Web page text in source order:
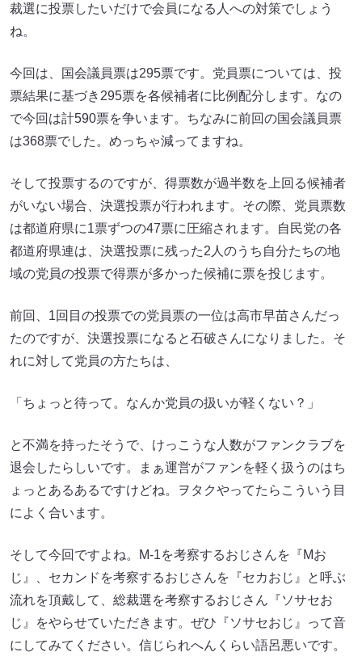
裁選に投票したいだけで会員になる人への対策でしょう
ね。
今回は、国会議員票は295票です。党員票については、投
票結果に基づき295票を各候補者に比例配分します。なの
で今回は計590票を争います。ちなみに前回の国会議員票
は368票でした。めっちゃ減ってますね。
そして投票するのですが、得票数が過半数を上回る候補者
がいない場合、決選投票が行われます。その際、党員票数
は都道府県に1票ずつの47票に圧縮されます。自民党の各
都道府県連は、決選投票に残った2人のうち自分たちの地
域の党員の投票で得票が多かった候補に票を投じます。
前回、1回目の投票での党員票の一位は高市早苗さんだっ
たのですが、決選投票になると石破さんになりました。そ
れに対して党員の方たちは、
「ちょっと待って。なんか党員の扱いが軽くない？」
と不満を持ったそうで、けっこうな人数がファンクラブを
退会したらしいです。まぁ運営がファンを軽く扱うのはち
ょっとあるあるですけどね。ヲタクやってたらこういう目
によく合います。
そして今回ですよね。M-1を考察するおじさんを『Mお
じ』、セカンドを考察するおじさんを『セカおじ』と呼ぶ
流れを頂戴して、総裁選を考察するおじさん『ソサセお
じ』をやらせていただきます。ぜひ『ソサセおじ』って音
にしてみてください。信じられへんくらい語呂悪いです。